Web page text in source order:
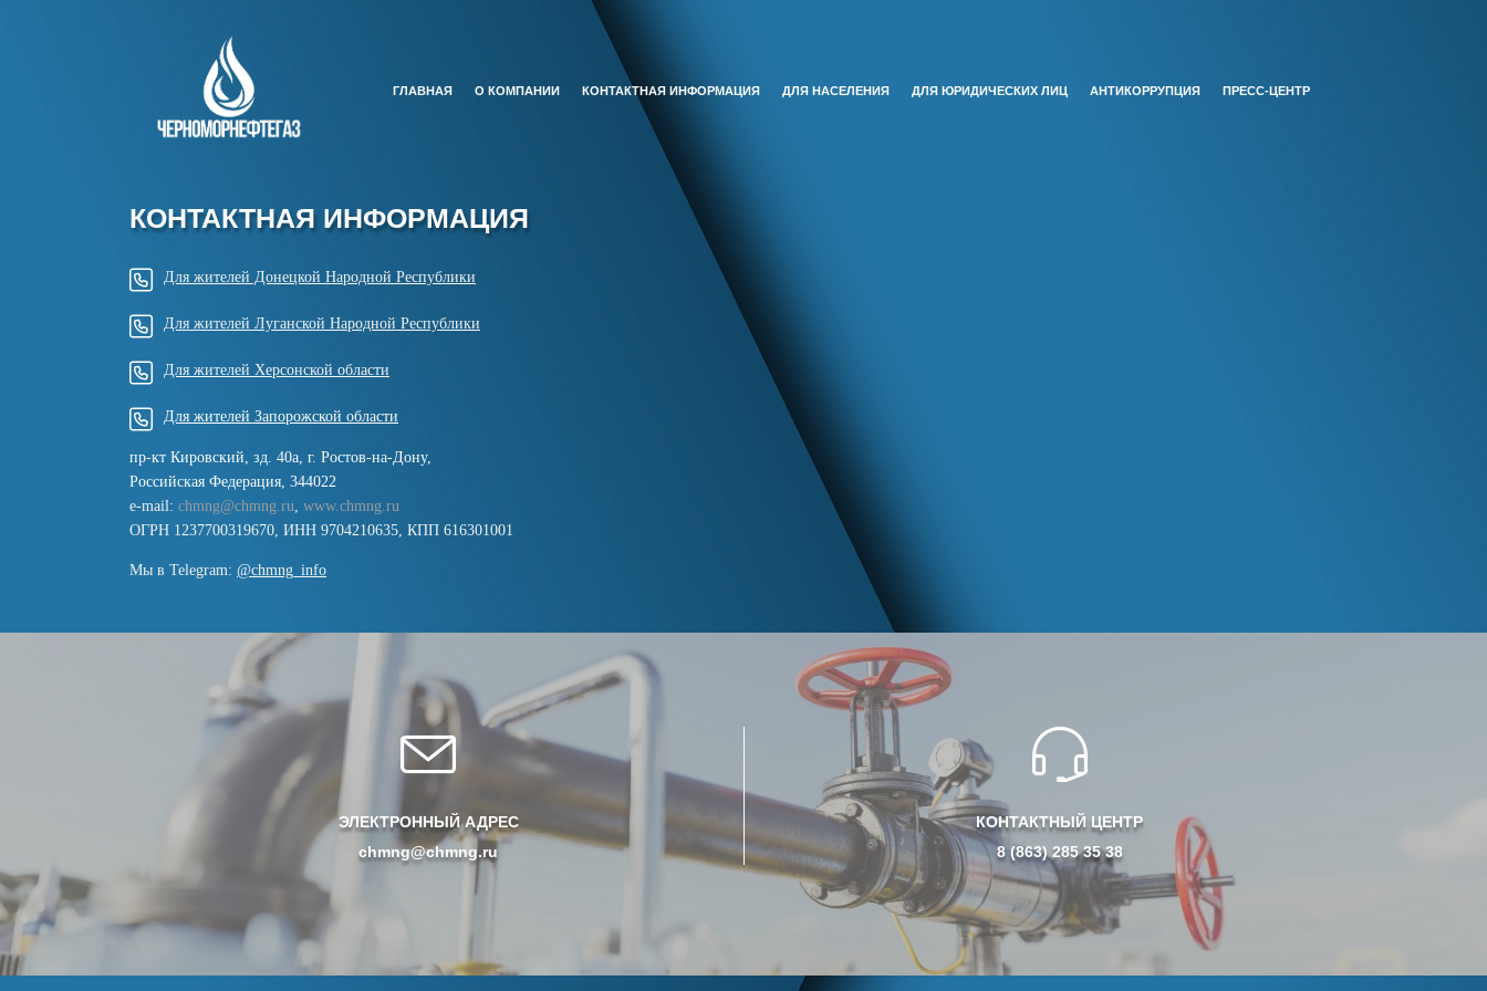
ГЛАВНАЯ О КОМПАНИИ
КОНТАКТНАЯ ИНФОРМАЦИЯ
(CURRENT)
ДЛЯ НАСЕЛЕНИЯ ДЛЯ ЮРИДИЧЕСКИХ ЛИЦ АНТИКОРРУПЦИЯ ПРЕСС-ЦЕНТР
КОНТАКТНАЯ ИНФОРМАЦИЯ
Для жителей Донецкой Народной Республики
Для жителей Луганской Народной Республики
Для жителей Херсонской области
Для жителей Запорожской области
пр-кт Кировский, зд. 40а, г. Ростов-на-Дону,
Российская Федерация, 344022
e-mail: chmng@chmng.ru www.chmng.ru
ОГРН 1237700319670, ИНН 9704210635, КПП 616301001
Мы в Telegram: @chmng_info
ЭЛЕКТРОННЫЙ АДРЕС
chmng@chmng.ru
КОНТАКТНЫЙ ЦЕНТР
8 (863) 285 35 38